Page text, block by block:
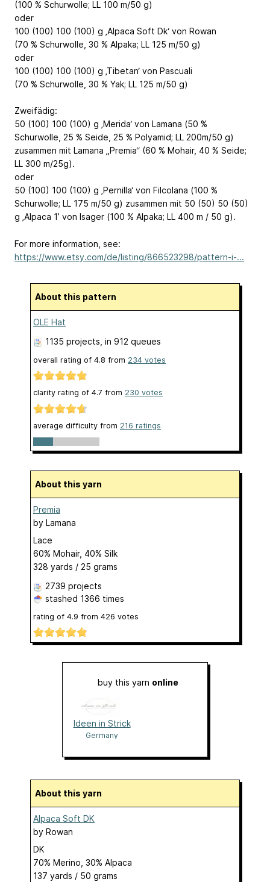
(100 % Schurwolle; LL 100 m/50 g)
oder
100 (100) 100 (100) g ‚Alpaca Soft Dk‘ von Rowan
(70 % Schurwolle, 30 % Alpaka; LL 125 m/50 g)
oder
100 (100) 100 (100) g ‚Tibetan‘ von Pascuali
(70 % Schurwolle, 30 % Yak; LL 125 m/50 g)
Zweifädig:
50 (100) 100 (100) g ‚Merida‘ von Lamana (50 %
Schurwolle, 25 % Seide, 25 % Polyamid; LL 200m/50 g)
zusammen mit Lamana „Premia“ (60 % Mohair, 40 % Seide;
LL 300 m/25g).
oder
50 (100) 100 (100) g ‚Pernilla‘ von Filcolana (100 %
Schurwolle; LL 175 m/50 g) zusammen mit 50 (50) 50 (50)
g ‚Alpaca 1’ von Isager (100 % Alpaka; LL 400 m / 50 g).
For more information, see:
https://www.etsy.com/de/listing/866523298/pattern-i-...
About this pattern
OLE Hat
1135 projects , in 912 queues
overall rating of 4.8 from 234 votes
clarity rating of 4.7 from 230 votes
average difficulty from 216 ratings
About this yarn
Premia
by Lamana
Lace
60% Mohair, 40% Silk
328 yards / 25 grams
2739 projects
stashed 1366 times
rating of 4.9 from 426 votes
buy this yarn online
Ideen in Strick
Germany
About this yarn
Alpaca Soft DK
by Rowan
DK
70% Merino, 30% Alpaca
137 yards / 50 grams